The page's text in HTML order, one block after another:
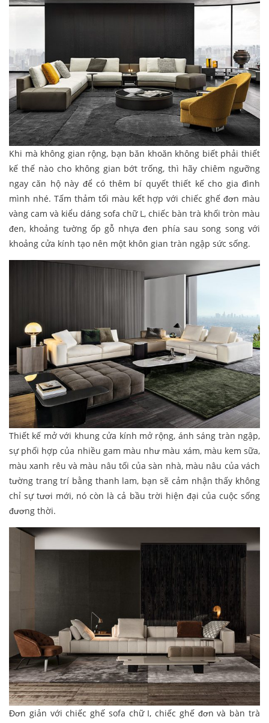
Khi mà không gian rộng, bạn băn khoăn không biết phải thiết
kế thế nào cho không gian bớt trống, thì hãy chiêm ngưỡng
ngay căn hộ này để có thêm bí quyết thiết kế cho gia đình
mình nhé. Tấm thảm tối màu kết hợp với chiếc ghế đơn màu
vàng cam và kiểu dáng sofa chữ L, chiếc bàn trà khối tròn màu
đen, khoảng tường ốp gỗ nhựa đen phía sau song song với
khoảng cửa kính tạo nên một khôn gian tràn ngập sức sống.
Thiết kế mở với khung cửa kính mở rộng, ánh sáng tràn ngập,
sự phối hợp của nhiều gam màu như màu xám, màu kem sữa,
màu xanh rêu và màu nâu tối của sàn nhà, màu nâu của vách
tường trang trí bằng thanh lam, bạn sẽ cảm nhận thấy không
chỉ sự tươi mới, nó còn là cả bầu trời hiện đại của cuộc sống
đương thời.
Đơn giản với chiếc ghế sofa chữ I, chiếc ghế đơn và bàn trà